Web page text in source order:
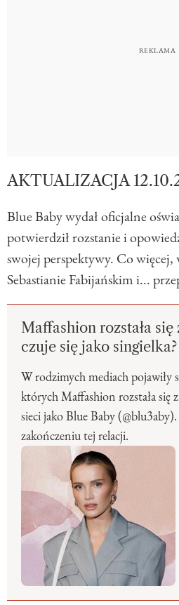
AKTUALIZACJA
Blue Baby wydał oficjalne
potwierdził rozstanie i
swojej perspektywy. Co więcej,
Sebastianie Fabijańskim i...
Maffashion rozstała się
czuje się jako singielka?
W rodzimych mediach pojawiły
których Maffashion rozstała się
sieci jako Blue Baby
zakończeniu tej relacji.